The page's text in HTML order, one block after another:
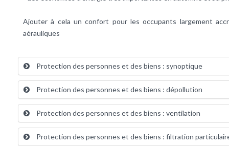
Ajouter à cela un confort pour les occupants largement
aérauliques
Protection des personnes et des biens : synoptique
Protection des personnes et des biens : dépollution
Protection des personnes et des biens : ventilation
Protection des personnes et des biens : filtration